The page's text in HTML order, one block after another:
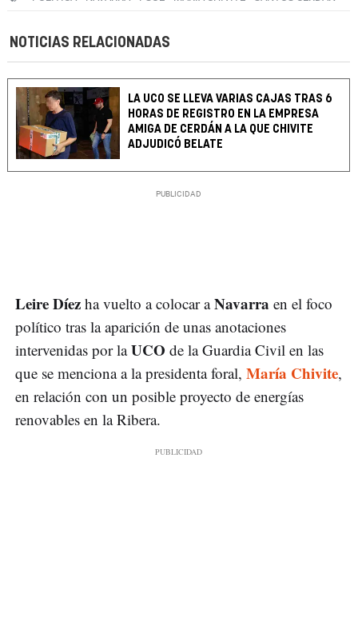
NOTICIAS RELACIONADAS
LA UCO SE LLEVA VARIAS CAJAS TRAS 6
HORAS DE REGISTRO EN LA EMPRESA
AMIGA DE CERDÁN A LA QUE CHIVITE
ADJUDICÓ BELATE
Leire Díez ha vuelto a colocar aNavarra en el foco
político tras la aparición de unas anotaciones
intervenidas por laUCO de la Guardia Civil en las
que se menciona a la presidenta foral, María Chivite,
en relación con un posible proyecto de energías
renovables en la Ribera.